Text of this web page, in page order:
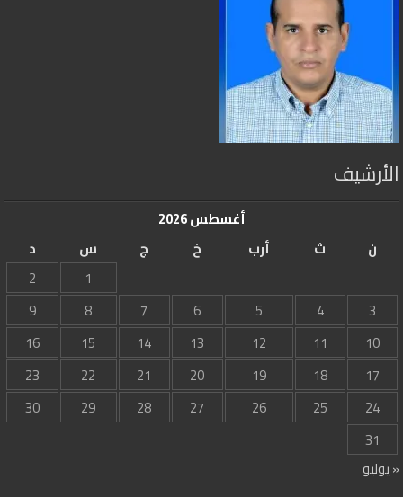
الأرشيف
أغسطس 2026
ن
ث أرب خ ج س
د
1
2
3
4
5
6
7
8
9
10
11
12
13
14
15
16
17
18
19
20
21
22
23
24
25
26
27
28
29
30
31
« يوليو